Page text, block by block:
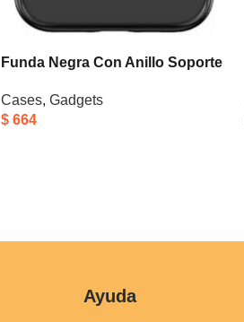
Funda Negra Con Anillo Soporte
Negro
Cases, Gadgets
$ 664
Ayuda